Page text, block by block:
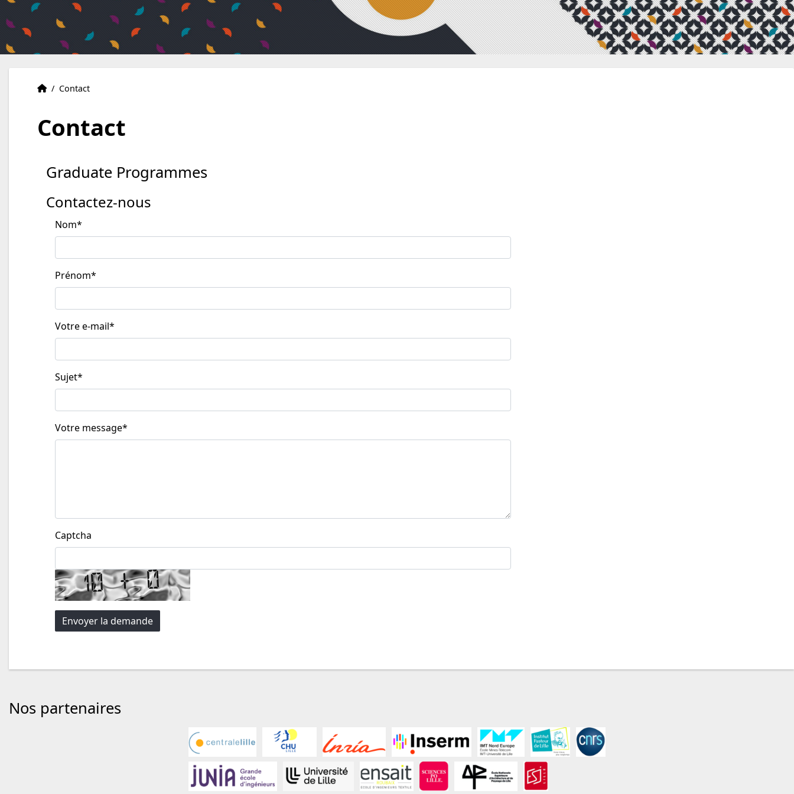
Accueil
Accueil
/ Contact
Contact
Graduate Programmes
Contactez-nous
Nom*
Prénom*
Votre e-mail*
Sujet*
Votre message*
Captcha
Nos partenaires